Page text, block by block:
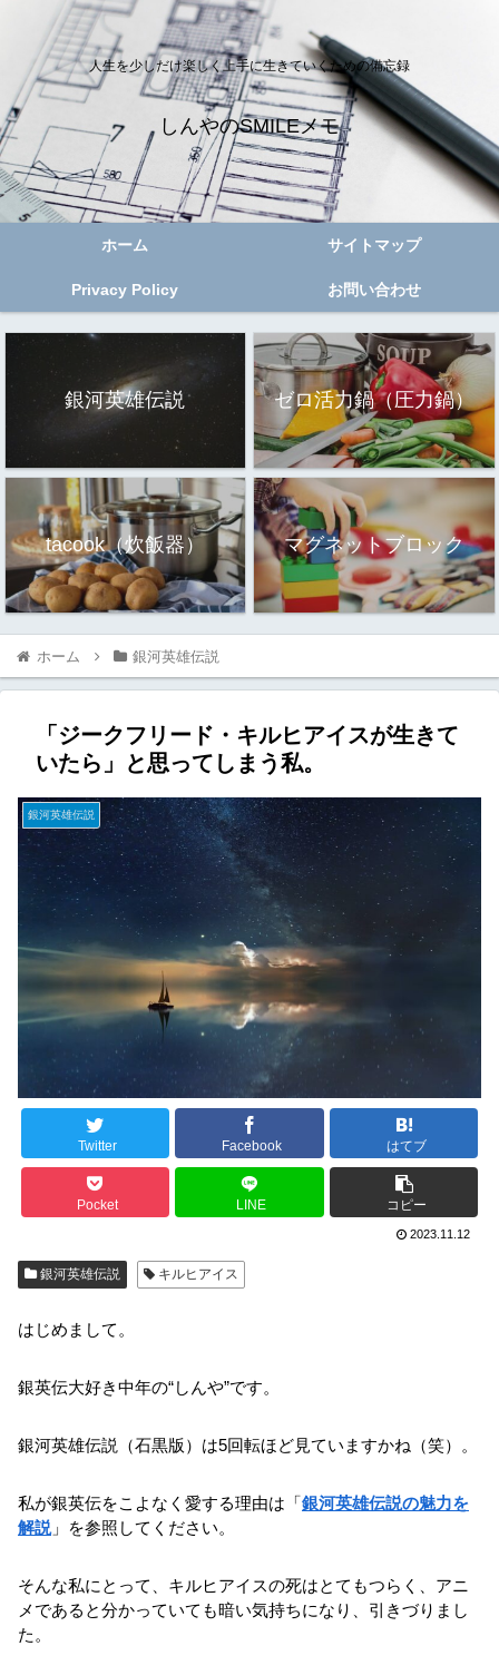
人生を少しだけ楽しく上手に生きていくための備忘録
しんやのSMILEメモ
ホーム サイトマップ
Privacy Policy お問い合わせ
銀河英雄伝説 ゼロ活力鍋（圧力鍋）
tacook（炊飯器） マグネットブロック
ホーム 銀河英雄伝説
「ジークフリード・キルヒアイスが生きて
いたら」と思ってしまう私。
銀河英雄伝説
Twitter Facebook はてブ
Pocket LINE コピー
2023.11.12
銀河英雄伝説 キルヒアイス
はじめまして。
銀英伝大好き中年の“しんや”です。
銀河英雄伝説（石黒版）は5回転ほど見ていますかね（笑）。
私が銀英伝をこよなく愛する理由は「銀河英雄伝説の魅力を
解説 」を参照してください。
そんな私にとって、キルヒアイスの死はとてもつらく、アニ
メであると分かっていても暗い気持ちになり、引きづりまし
た。